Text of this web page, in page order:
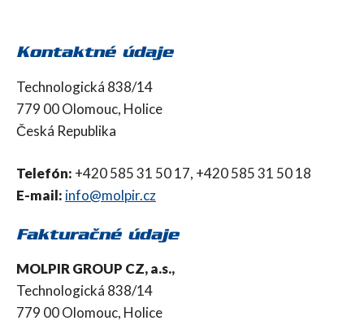
Kontaktné údaje
Technologická 838/14
779 00 Olomouc, Holice
Česká Republika
Telefón: +420 585 31 50 17, +420 585 31 50 18
E-mail: info@molpir.cz
Fakturačné údaje
MOLPIR GROUP CZ, a.s.,
Technologická 838/14
779 00 Olomouc, Holice